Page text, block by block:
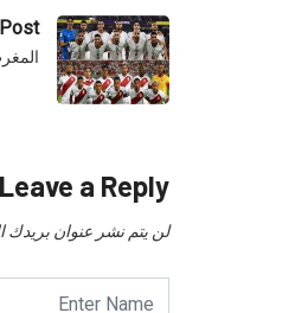
Leave a Reply
لن يتم نشر عنوان بريدك